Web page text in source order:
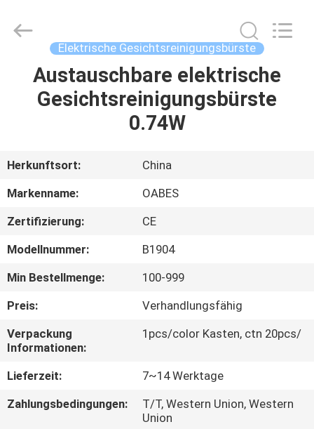
HAUS
ÜBER
UNS
FABRIK-
AUSFLUG
QUALITÄTSKONTROLLE
TRETEN
SIE
MIT
2021
Technology
Elektrische Gesichtsreinigungsbürste
Austauschbare elektrische
Gesichtsreinigungsbürste
0.74W
Herkunftsort:
China
Markenname:
OABES
Zertifizierung:
CE
Modellnummer:
B1904
Min Bestellmenge:
100-999
Preis:
Verhandlungsfähig
Verpackung
Informationen:
1pcs/color Kasten, ctn 20pcs/
Lieferzeit:
7~14 Werktage
Zahlungsbedingungen:
T/T, Western Union, Western
Union